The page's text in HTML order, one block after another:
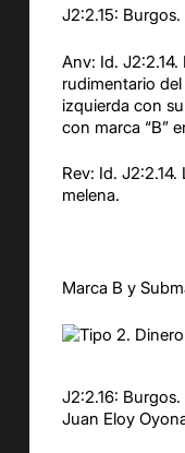
J2:2.15: Burgos.
Anv: Id.
rudimentario
izquierda con
con marca “B”
Rev: Id.
melena.
Marca B y
J2:2.16: Burgos.
Juan Eloy